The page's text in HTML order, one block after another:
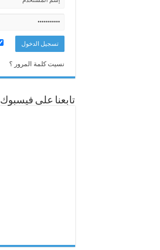
نسيت كلمة المرور ؟
تابعنا على فيسبوك